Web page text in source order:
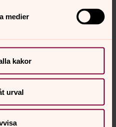
medier
kakor
urval